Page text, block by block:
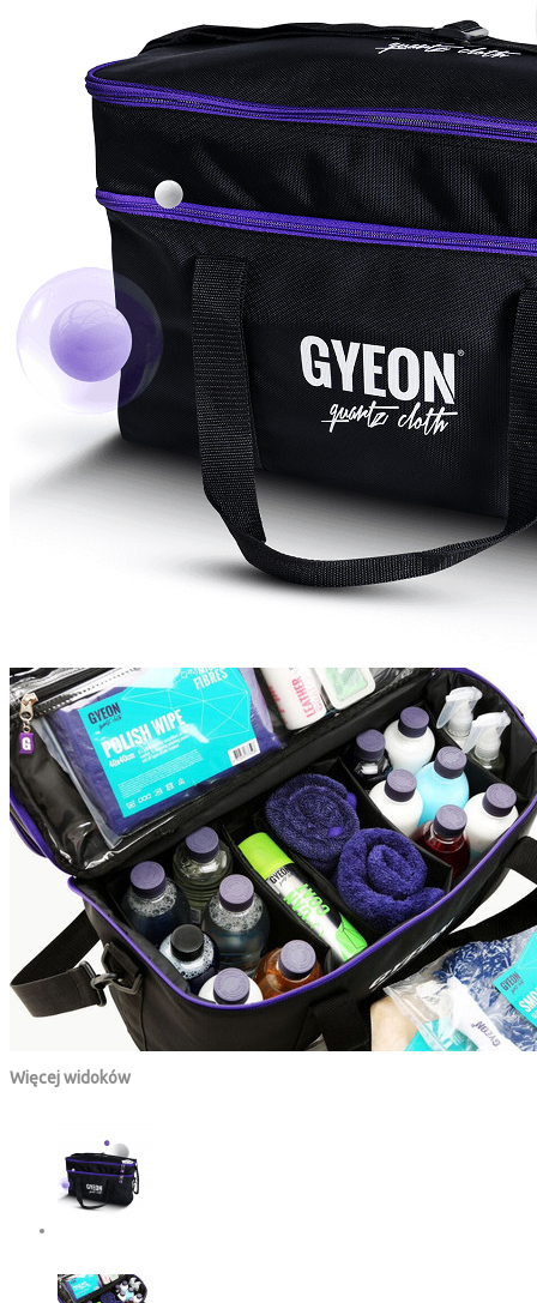
Więcej widoków